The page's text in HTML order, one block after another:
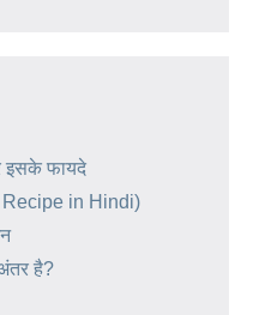
इसके फायदे
Recipe in Hindi)
है?